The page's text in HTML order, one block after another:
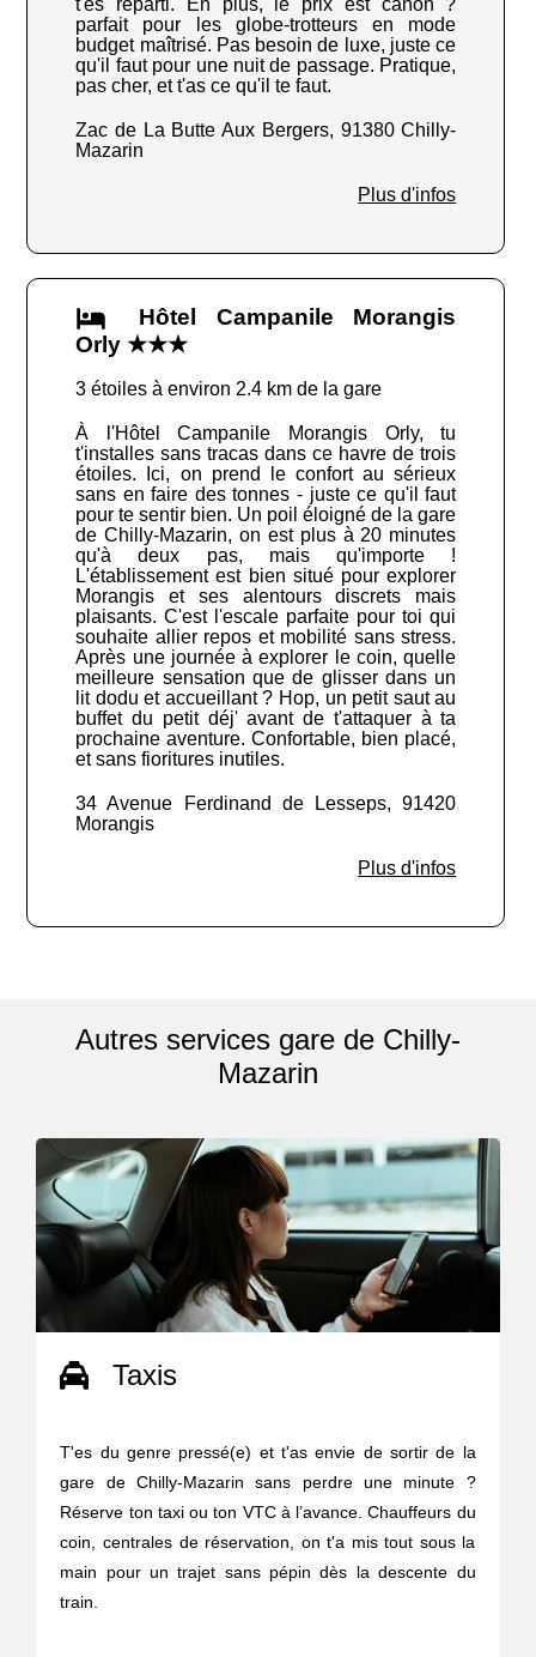
t'es reparti. En plus, le prix est canon ?
parfait pour les globe-trotteurs en mode
budget maîtrisé. Pas besoin de luxe, juste ce
qu'il faut pour une nuit de passage. Pratique,
pas cher, et t'as ce qu'il te faut.
Zac de La Butte Aux Bergers, 91380 Chilly-
Mazarin
Plus d'infos
Hôtel Campanile Morangis
Orly ★★★
3 étoiles à environ 2.4 km de la gare
À l'Hôtel Campanile Morangis Orly, tu
t'installes sans tracas dans ce havre de trois
étoiles. Ici, on prend le confort au sérieux
sans en faire des tonnes - juste ce qu'il faut
pour te sentir bien. Un poil éloigné de la gare
de Chilly-Mazarin, on est plus à 20 minutes
qu'à deux pas, mais qu'importe !
L'établissement est bien situé pour explorer
Morangis et ses alentours discrets mais
plaisants. C'est l'escale parfaite pour toi qui
souhaite allier repos et mobilité sans stress.
Après une journée à explorer le coin, quelle
meilleure sensation que de glisser dans un
lit dodu et accueillant ? Hop, un petit saut au
buffet du petit déj' avant de t'attaquer à ta
prochaine aventure. Confortable, bien placé,
et sans fioritures inutiles.
34 Avenue Ferdinand de Lesseps, 91420
Morangis
Plus d'infos
Autres services gare de Chilly-
Mazarin
Taxis
T'es du genre pressé(e) et t'as envie de sortir de la
gare de Chilly-Mazarin sans perdre une minute ?
Réserve ton taxi ou ton VTC à l’avance. Chauffeurs du
coin, centrales de réservation, on t'a mis tout sous la
main pour un trajet sans pépin dès la descente du
train.